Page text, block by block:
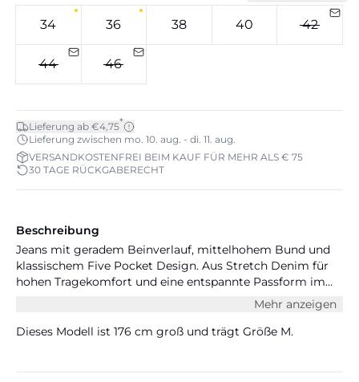
34 36 38 40 42
44 46
Lieferung ab €4,75*
Lieferung zwischen mo. 10. aug. - di. 11. aug.
VERSANDKOSTENFREI BEIM KAUF FÜR MEHR ALS € 75
30 TAGE RÜCKGABERECHT
Beschreibung
Jeans mit geradem Beinverlauf, mittelhohem Bund und
klassischem Five Pocket Design. Aus Stretch Denim für
hohen Tragekomfort und eine entspannte Passform im
Mehr anzeigen
Dieses Modell ist 176 cm groß und trägt Größe M.